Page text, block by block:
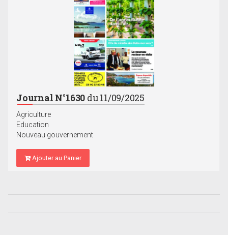
Journal N°1630 du 11/09/2025
Agriculture
Education
Nouveau gouvernement
Ajouter au Panier